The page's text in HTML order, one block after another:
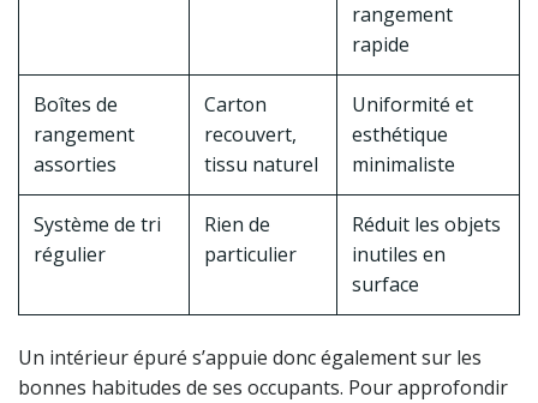
rangement
rapide
Boîtes de
rangement
assorties
Carton
recouvert,
tissu naturel
Uniformité et
esthétique
minimaliste
Système de tri
régulier
Rien de
particulier
Réduit les objets
inutiles en
surface
Un intérieur épuré s’appuie donc également sur les
bonnes habitudes de ses occupants. Pour approfondir